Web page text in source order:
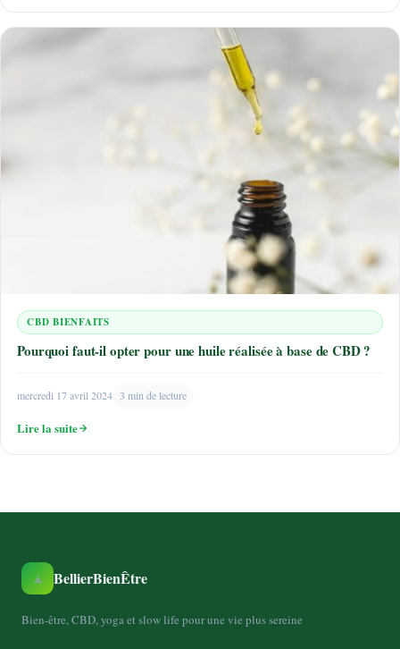
CBD BIENFAITS
Pourquoi faut-il opter pour une huile réalisée à base de CBD ?
mercredi 17 avril 2024 3 min de lecture
Lire la suite
🧘 BellierBienÊtre
Bien-être, CBD, yoga et slow life pour une vie plus sereine